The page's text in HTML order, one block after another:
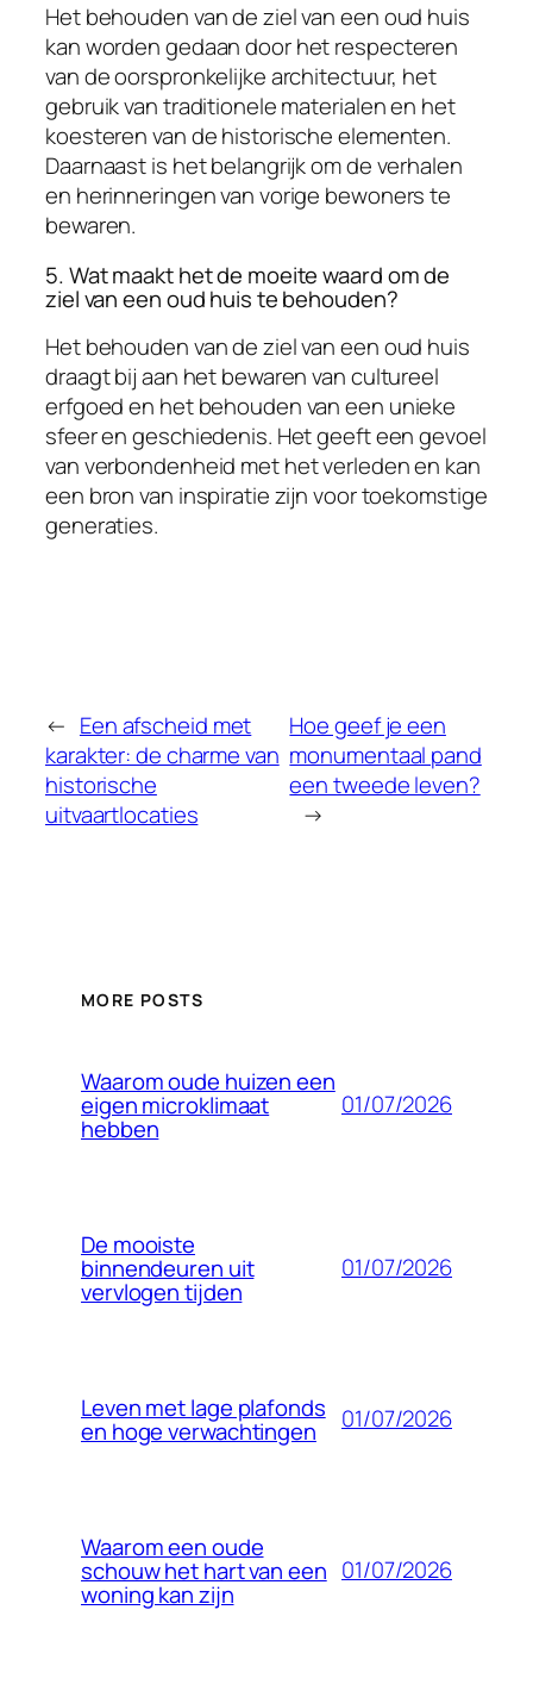
Het behouden van de ziel van een oud huis
kan worden gedaan door het respecteren
van de oorspronkelijke architectuur, het
gebruik van traditionele materialen en het
koesteren van de historische elementen.
Daarnaast is het belangrijk om de verhalen
en herinneringen van vorige bewoners te
bewaren.
5. Wat maakt het de moeite waard om de
ziel van een oud huis te behouden?
Het behouden van de ziel van een oud huis
draagt bij aan het bewaren van cultureel
erfgoed en het behouden van een unieke
sfeer en geschiedenis. Het geeft een gevoel
van verbondenheid met het verleden en kan
een bron van inspiratie zijn voor toekomstige
generaties.
← Een afscheid met
karakter: de charme van
historische
uitvaartlocaties
Hoe geef je een
monumentaal pand
een tweede leven?
→
MORE POSTS
Waarom oude huizen een
eigen microklimaat
hebben
01/07/2026
De mooiste
binnendeuren uit
vervlogen tijden
01/07/2026
Leven met lage plafonds
en hoge verwachtingen 01/07/2026
Waarom een oude
schouw het hart van een
woning kan zijn
01/07/2026